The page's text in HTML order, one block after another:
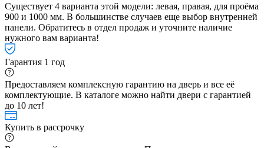
Существует 4 варианта этой модели: левая, правая, для проёма
900 и 1000 мм. В большинстве случаев еще выбор внутренней
панели. Обратитесь в отдел продаж и уточните наличие
нужного вам варианта!
Гарантия 1 год
Предоставляем комплексную гарантию на дверь и все её
комплектующие. В каталоге можно найти двери с гарантией
до 10 лет!
Купить в рассрочку